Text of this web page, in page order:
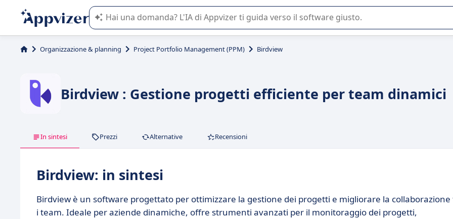
L'IA di Appvizer vi guida nell'utilizzo o nella scelta di un software SaaS per la vostra azienda.
Organizzazione & planning Project Portfolio Management (PPM) Birdview
Birdview : Gestione progetti efficiente per team dinamici
In sintesi Prezzi Alternative Recensioni
Birdview: in sintesi
Birdview è un software progettato per ottimizzare la gestione dei progetti e migliorare la
i team. Ideale per aziende dinamiche, offre strumenti avanzati per il monitoraggio dei progetti,